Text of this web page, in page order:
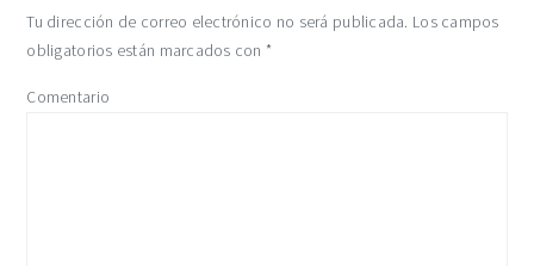
Tu dirección de correo electrónico no será publicada. Los campos
obligatorios están marcados con *
Comentario